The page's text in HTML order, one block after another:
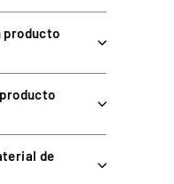
e inclinación.
de monitor simple
producto
de